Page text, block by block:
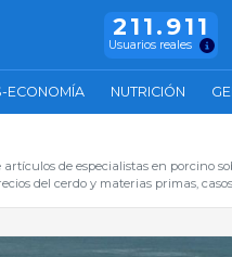
211.911
Usuarios reales
ECONOMÍA NUTRICIÓN
de especialistas en porcino
del cerdo y materias primas,